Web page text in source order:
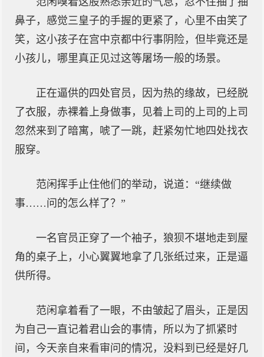
鼻子，感觉三皇子的手握的更紧了，心里不由笑了
笑，这小孩子在宫中京都中行事阴险，但毕竟还是
小孩儿，哪里真正见过这等屠场一般的场景。
正在逼供的四处官员，因为热的缘故，已经脱
了衣服，赤裸着上身做事，见着上司的上司的上司
忽然来到了暗寓，唬了一跳，赶紧匆忙地四处找衣
服穿。
范闲挥手止住他们的举动，说道：“继续做
事……问的怎么样了？”
一名官员正穿了一个袖子，狼狈不堪地走到屋
角的桌子上，小心翼翼地拿了几张纸过来，正是逼
供所得。
范闲拿着看了一眼，不由皱起了眉头，正是因
为自己一直记着君山会的事情，所以为了抓紧时
间，今天亲自来看审问的情况，没料到已经是好几